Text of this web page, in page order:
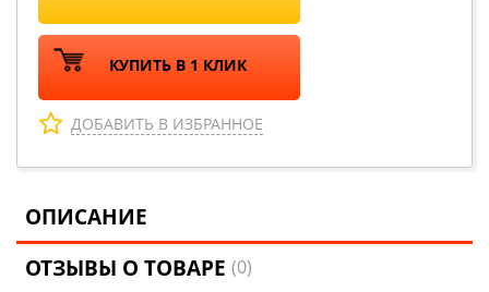
КУПИТЬ В 1 КЛИК
ДОБАВИТЬ В ИЗБРАННОЕ
ОПИСАНИЕ
ОТЗЫВЫ О ТОВАРЕ(0)